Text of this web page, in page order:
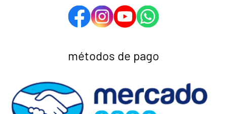
métodos de pago